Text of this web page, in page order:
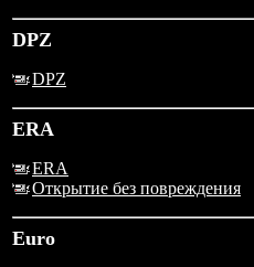
DPZ
DPZ
ERA
ERA
Открытие без повреждения
Euro